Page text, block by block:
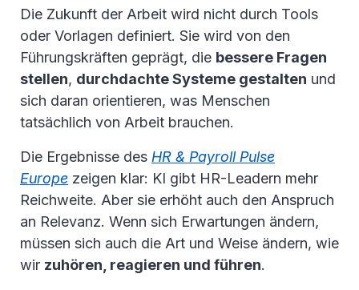
Die Zukunft der Arbeit wird nicht durch Tools
oder Vorlagen definiert. Sie wird von den
Führungskräften geprägt, die bessere Fragen
stellen, durchdachte Systeme gestalten und
sich daran orientieren, was Menschen
tatsächlich von Arbeit brauchen.
Die Ergebnisse des HR & Payroll Pulse
Europe zeigen klar: KI gibt HR-Leadern mehr
Reichweite. Aber sie erhöht auch den Anspruch
an Relevanz. Wenn sich Erwartungen ändern,
müssen sich auch die Art und Weise ändern, wie
wir zuhören, reagieren und führen.